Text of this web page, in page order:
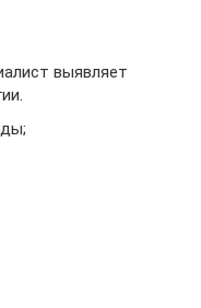
выявляет